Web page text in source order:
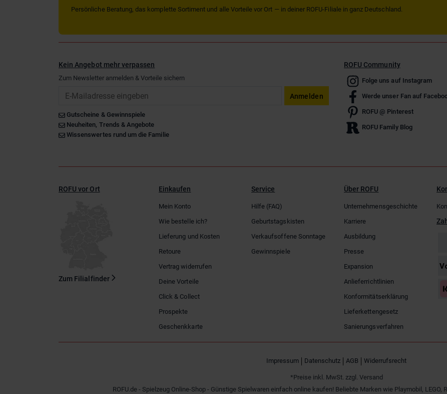
Persönliche Beratung, das komplette Sortiment und alle Vorteile vor Ort — in deiner ROFU-Filiale in ganz Deutschland.
Kein Angebot mehr verpassen
Zum Newsletter anmelden & Vorteile sichern
Anmelden
Gutscheine & Gewinnspiele
Neuheiten, Trends & Angebote
Wissenswertes rund um die Familie
ROFU Community
Folge uns auf Instagram
Werde unser Fan auf
ROFU @ Pinterest
ROFU Family Blog
ROFU vor Ort
Zum Filialfinder
Einkaufen
Mein Konto
Wie bestelle ich?
Lieferung und Kosten
Retoure
Vertrag widerrufen
Deine Vorteile
Click & Collect
Prospekte
Geschenkkarte
Service
Hilfe (FAQ)
Geburtstagskisten
Verkaufsoffene Sonntage
Gewinnspiele
Über ROFU
Unternehmensgeschichte
Karriere
Ausbildung
Presse
Expansion
Anlieferrichtlinien
Konformitätserklärung
Lieferkettengesetz
Sanierungsverfahren
Impressum Datenschutz AGB Widerrufsrecht
*Preise inkl. MwSt. zzgl. Versand
ROFU.de - Spielzeug Online-Shop - Günstige Spielwaren einfach online kaufen! Beliebte Marken wie Playmobil, LEGO,